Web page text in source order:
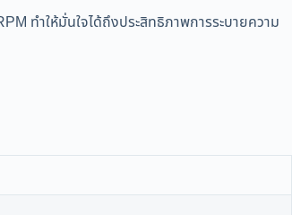
ทำให้มั่นใจได้ถึงประสิทธิภาพการระบายความ